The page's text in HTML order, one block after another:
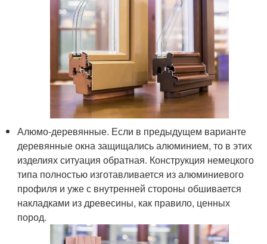
Алюмо-деревянные. Если в предыдущем варианте
деревянные окна защищались алюминием, то в этих
изделиях ситуация обратная. Конструкция немецкого
типа полностью изготавливается из алюминиевого
профиля и уже с внутренней стороны обшивается
накладками из древесины, как правило, ценных
пород.